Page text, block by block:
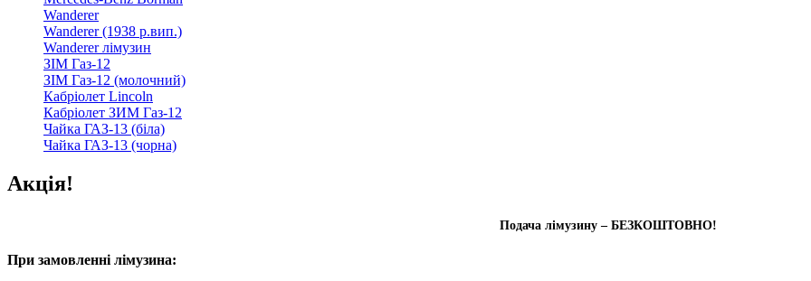
Wanderer
Wanderer (1938 р.вип.)
Wanderer лімузин
ЗІМ Газ-12
ЗІМ Газ-12 (молочний)
Кабріолет Linсoln
Кабріолет ЗИМ Газ-12
Чайка ГАЗ-13 (біла)
Чайка ГАЗ-13 (чорна)
Акція!
Подача лімузину – БЕЗКОШТОВНО!
При замовленні лімузина: